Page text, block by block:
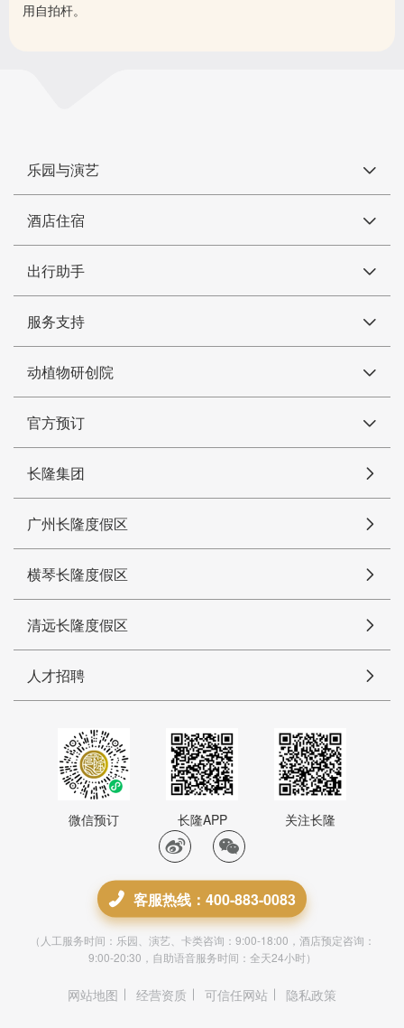
用自拍杆。
乐园与演艺
酒店住宿
出行助手
服务支持
动植物研创院
官方预订
长隆集团
广州长隆度假区
横琴长隆度假区
清远长隆度假区
人才招聘
微信预订 长隆APP 关注长隆
客服热线：400-883-0083
（人工服务时间：乐园、演艺、卡类咨询：9:00-18:00，酒店预定咨询：
9:00-20:30，自助语音服务时间：全天24小时）
网站地图 经营资质 可信任网站 隐私政策